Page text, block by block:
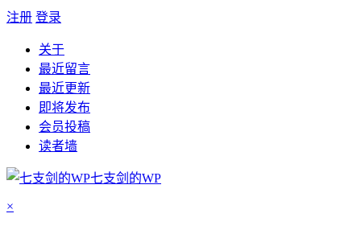
注册 登录
关于
最近留言
最近更新
即将发布
会员投稿
读者墙
七支剑的WP
×